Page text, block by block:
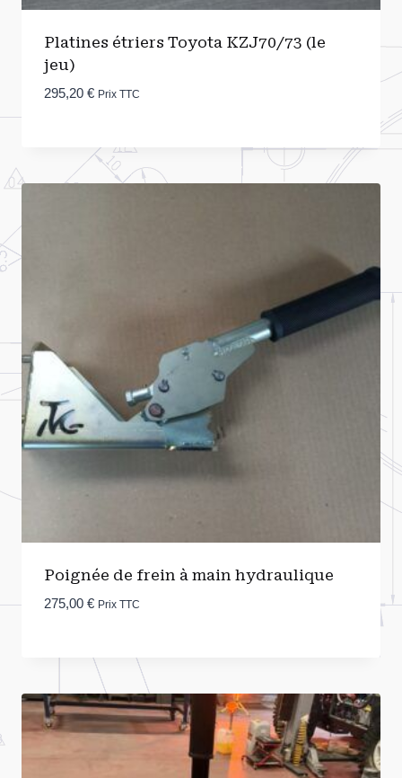
Platines étriers Toyota KZJ70/73 (le
jeu)
295,20 € Prix TTC
Poignée de frein à main hydraulique
275,00 € Prix TTC